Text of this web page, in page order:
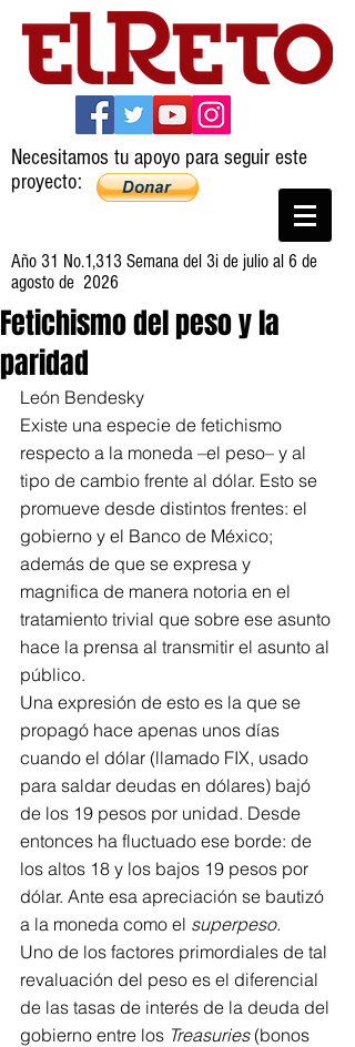
Necesitamos tu apoyo para seguir este
proyecto:
Año 31 No.1,313 Semana del 3i de julio al 6 de
agosto de 2026
Fetichismo del peso y la
paridad
León Bendesky
Existe una especie de fetichismo
respecto a la moneda –el peso– y al
tipo de cambio frente al dólar. Esto se
promueve desde distintos frentes: el
gobierno y el Banco de México;
además de que se expresa y
magnifica de manera notoria en el
tratamiento trivial que sobre ese asunto
hace la prensa al transmitir el asunto al
público.
Una expresión de esto es la que se
propagó hace apenas unos días
cuando el dólar (llamado FIX, usado
para saldar deudas en dólares) bajó
de los 19 pesos por unidad. Desde
entonces ha fluctuado ese borde: de
los altos 18 y los bajos 19 pesos por
dólar. Ante esa apreciación se bautizó
a la moneda como el superpeso.
Uno de los factores primordiales de tal
revaluación del peso es el diferencial
de las tasas de interés de la deuda del
gobierno entre los Treasuries (bonos